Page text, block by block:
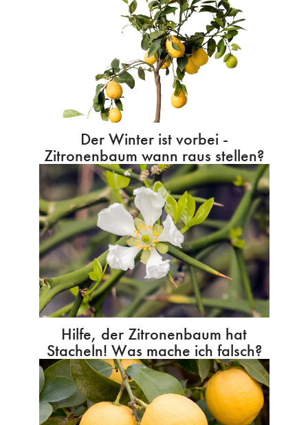
Der Winter ist vorbei -
Zitronenbaum wann raus stellen?
Hilfe, der Zitronenbaum hat
Stacheln! Was mache ich falsch?